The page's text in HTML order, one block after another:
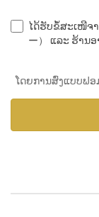
ໄດ້ຮັບຂໍ້ສະເໜີຈາ
ー） ແລະ ຮ້ານ
ໂດຍການສົ່ງແບບຟ